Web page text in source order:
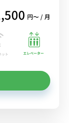
円〜 / 月
ット
エレベーター